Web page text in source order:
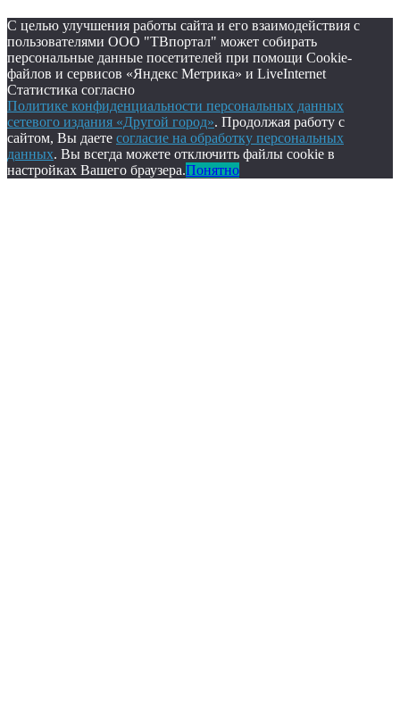
С целью улучшения работы сайта и его взаимодействия с
пользователями ООО "ТВпортал" может собирать
персональные данные посетителей при помощи Cookie-
файлов и сервисов «Яндекс Метрика» и LiveInternet
Статистика согласно
Политике конфиденциальности персональных данных
сетевого издания «Другой город». Продолжая работу с
сайтом, Вы даете согласие на обработку персональных
данных. Вы всегда можете отключить файлы cookie в
настройках Вашего браузера.Понятно